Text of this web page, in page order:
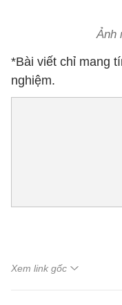
Ảnh
*Bài viết chỉ mang
nghiệm.
Xem link gốc